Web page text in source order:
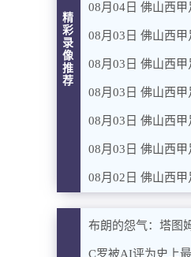
精
彩
录
像
推
荐
08月04日 佛山西
08月03日 佛山西
08月03日 佛山西
08月03日 佛山西
08月03日 佛山西
08月03日 佛山西
08月02日 佛山西
布朗的怨气：塔图
C罗被AI评为史上